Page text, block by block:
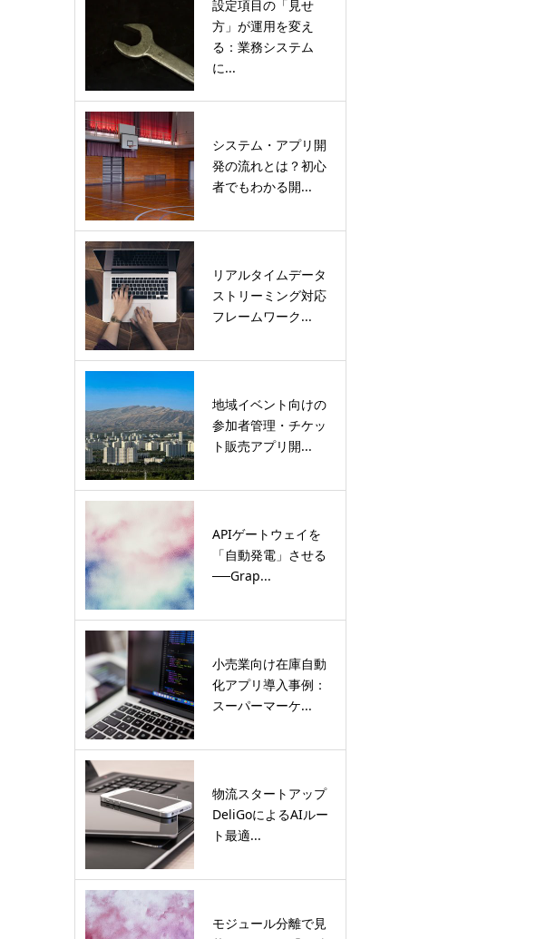
設定項目の「見せ
方」が運用を変え
る：業務システム
に...
システム・アプリ開
発の流れとは？初心
者でもわかる開...
リアルタイムデータ
ストリーミング対応
フレームワーク...
地域イベント向けの
参加者管理・チケッ
ト販売アプリ開...
APIゲートウェイを
「自動発電」させる
──Grap...
小売業向け在庫自動
化アプリ導入事例：
スーパーマーケ...
物流スタートアップ
DeliGoによるAIルー
ト最適...
モジュール分離で見